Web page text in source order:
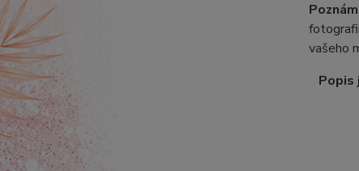
vašeho
Popis